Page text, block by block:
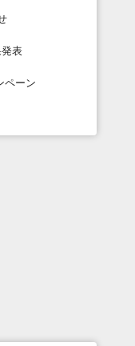
表
ペーン